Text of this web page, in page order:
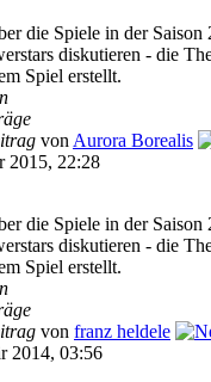
die Spiele in der Saison
diskutieren - die
Spiel erstellt.
von Aurora Borealis
2015, 22:28
die Spiele in der Saison
diskutieren - die
Spiel erstellt.
von franz heldele
2014, 03:56